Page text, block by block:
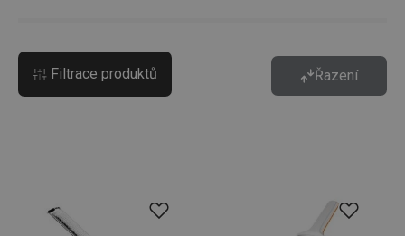
Filtrace produktů Řazení